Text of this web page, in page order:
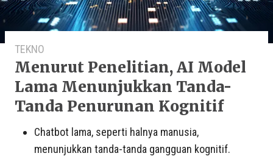
TEKNO
Menurut Penelitian, AI Model
Lama Menunjukkan Tanda-
Tanda Penurunan Kognitif
Chatbot lama, seperti halnya manusia,
menunjukkan tanda-tanda gangguan kognitif.